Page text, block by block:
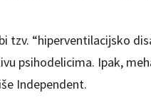
tzv. “hiperventilacijsko
psihodelicima. Ipak,
Independent.